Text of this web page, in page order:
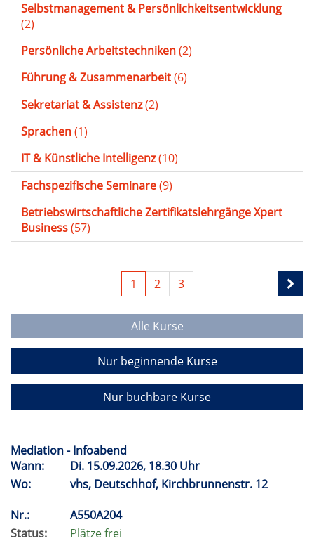
Selbstmanagement & Persönlichkeitsentwicklung
(2)
Persönliche Arbeitstechniken(2)
Führung & Zusammenarbeit(6)
Sekretariat & Assistenz(2)
Sprachen(1)
IT & Künstliche Intelligenz(10)
Fachspezifische Seminare(9)
Betriebswirtschaftliche Zertifikatslehrgänge Xpert
Business(57)
1 2 3
Alle Kurse
Nur beginnende Kurse
Nur buchbare Kurse
Mediation - Infoabend
Wann:
Di. 15.09.2026, 18.30 Uhr
Wo:
vhs, Deutschhof, Kirchbrunnenstr. 12
Nr.:
A550A204
Status:
Plätze frei